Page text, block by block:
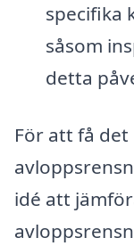
specifika
såsom
detta
För att få
idé att